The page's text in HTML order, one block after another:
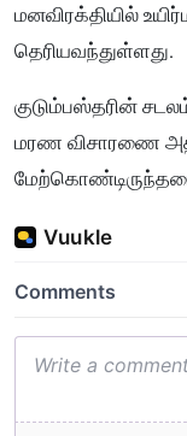
மனவிரக்தியில்
தெரியவந்துள்ளது.
குடும்பஸ்தரின்
மரண விசாரணை